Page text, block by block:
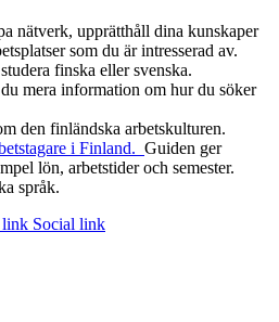
nätverk, upprätthåll dina kunskaper
som du är intresserad av.
finska eller svenska.
mera information om hur du söker
den finländska arbetskulturen.
i Finland. Guiden ger
lön, arbetstider och semester.
språk.
link Social link